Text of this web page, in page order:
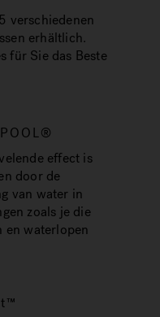
verschiedenen
erhältlich.
für Sie das Beste
effect is
door de
van water in
zoals je die
en waterlopen